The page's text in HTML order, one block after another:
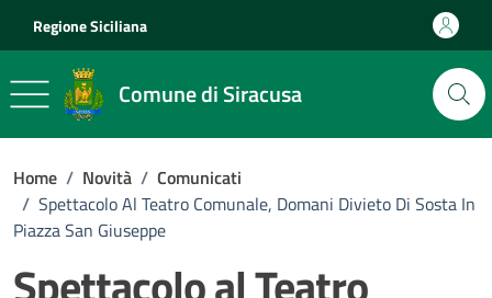
Regione Siciliana
Comune di Siracusa
Home / Novità / Comunicati
/ Spettacolo Al Teatro Comunale, Domani Divieto Di Sosta In
Piazza San Giuseppe